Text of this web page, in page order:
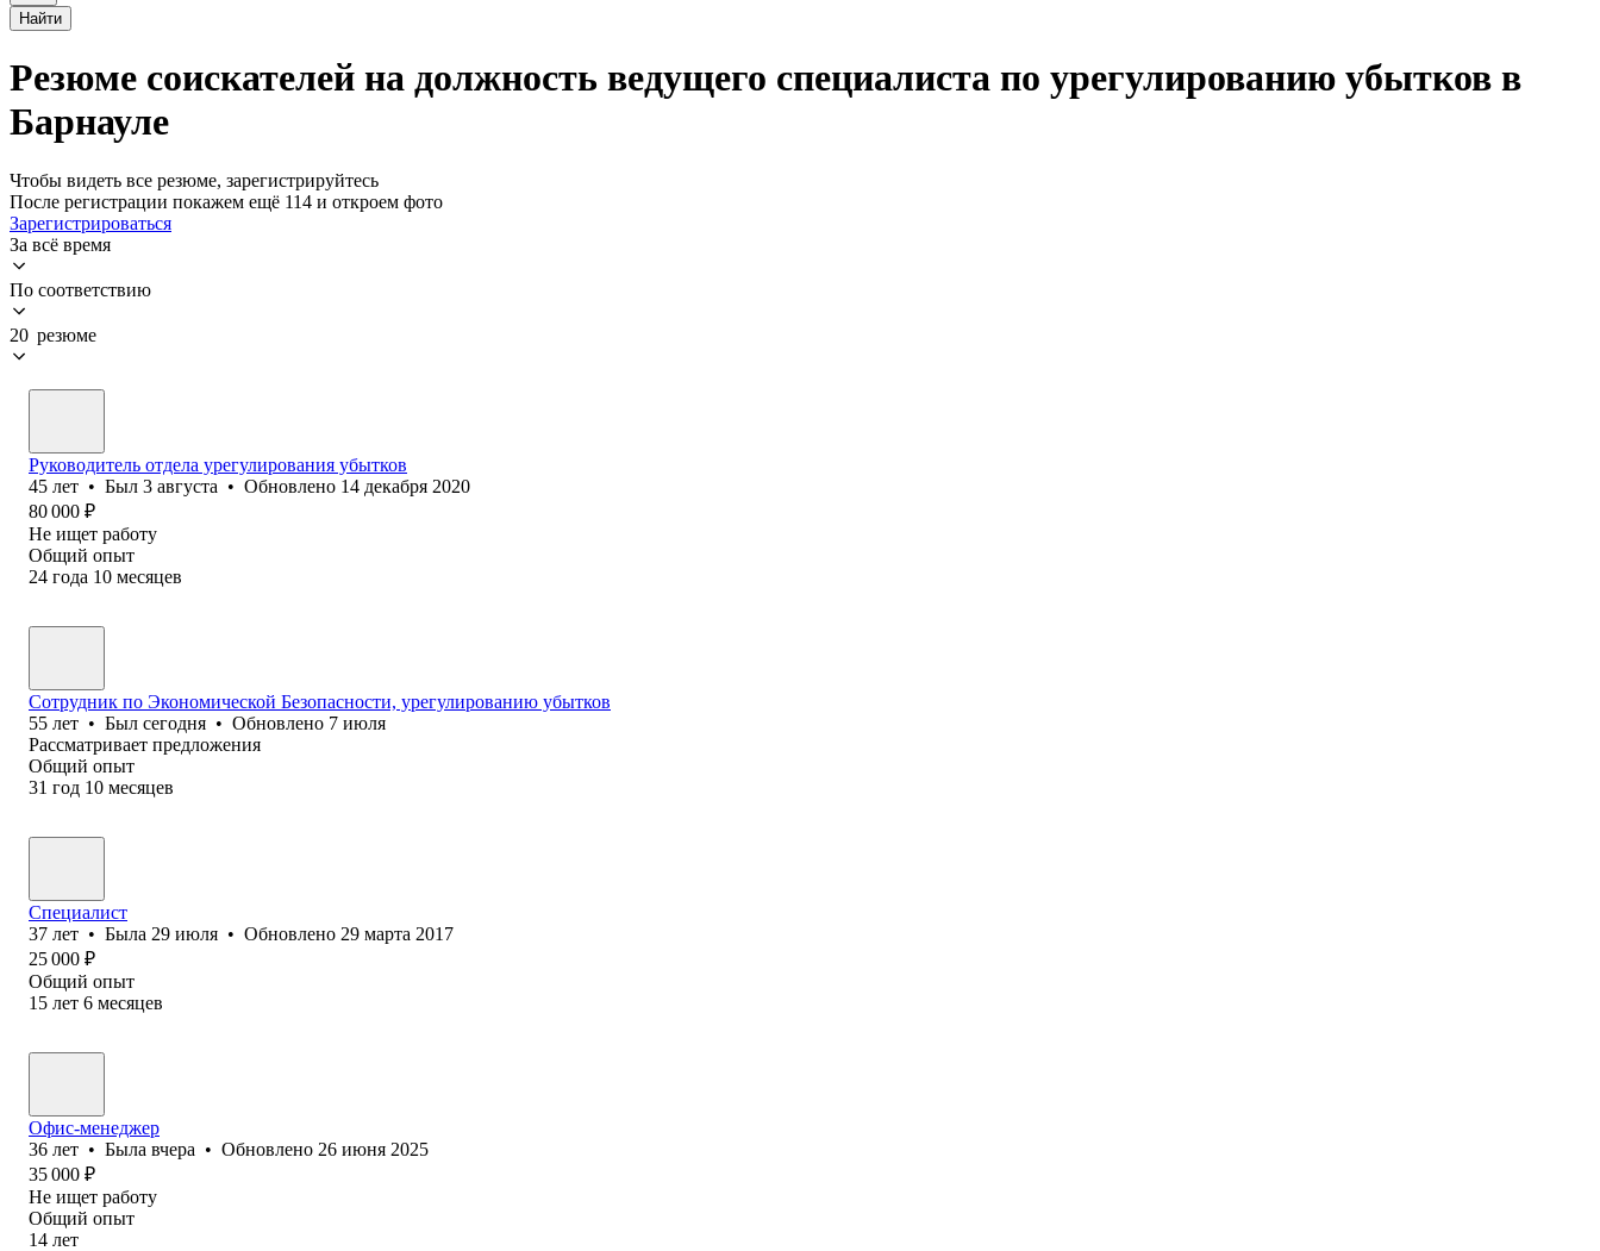
Найти
Резюме соискателей на должность ведущего специалиста по урегулированию убытков в
Барнауле
Чтобы видеть все резюме, зарегистрируйтесь
После регистрации покажем ещё 114 и откроем фото
Зарегистрироваться
За всё время
По соответствию
20 резюме
Руководитель отдела урегулирования убытков
45 лет • Был 3 августа • Обновлено 14 декабря 2020
80 000 ₽
Не ищет работу
Общий опыт
24 года 10 месяцев
Сотрудник по Экономической Безопасности, урегулированию убытков
55 лет • Был сегодня • Обновлено 7 июля
Рассматривает предложения
Общий опыт
31 год 10 месяцев
Специалист
37 лет • Была 29 июля • Обновлено 29 марта 2017
25 000 ₽
Общий опыт
15 лет 6 месяцев
Офис-менеджер
36 лет • Была вчера • Обновлено 26 июня 2025
35 000 ₽
Не ищет работу
Общий опыт
14 лет